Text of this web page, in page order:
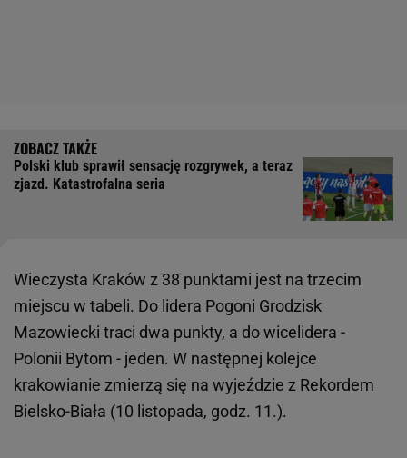
Polski klub sprawił sensację rozgrywek, a teraz
zjazd. Katastrofalna seria
Wieczysta Kraków z 38 punktami jest na trzecim
miejscu w tabeli. Do lidera Pogoni Grodzisk
Mazowiecki traci dwa punkty, a do wicelidera -
Polonii Bytom - jeden. W następnej kolejce
krakowianie zmierzą się na wyjeździe z Rekordem
Bielsko-Biała (10 listopada, godz. 11.).